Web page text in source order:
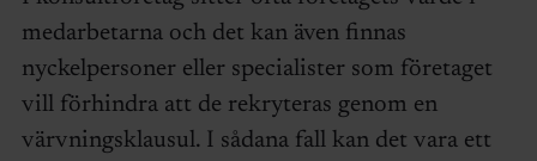
medarbetarna och det kan även finnas
nyckelpersoner eller specialister som företaget
vill förhindra att de rekryteras genom en
värvningsklausul. I sådana fall kan det vara ett